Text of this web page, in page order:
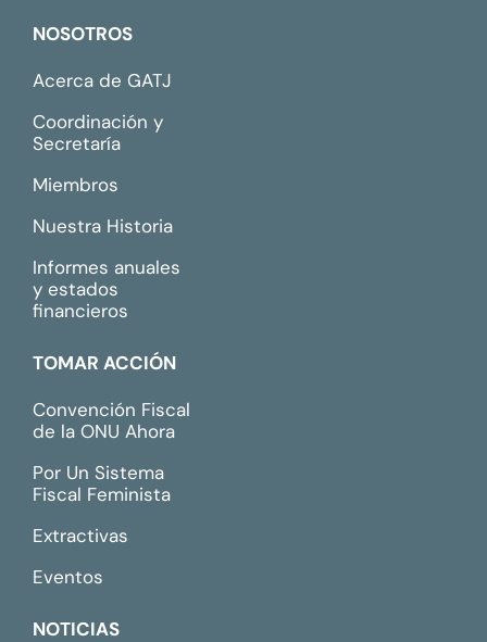
NOSOTROS
Acerca de GATJ
Coordinación y
Secretaría
Miembros
Nuestra Historia
Informes anuales
y estados
financieros
TOMAR ACCIÓN
Convención Fiscal
de la ONU Ahora
Por Un Sistema
Fiscal Feminista
Extractivas
Eventos
NOTICIAS